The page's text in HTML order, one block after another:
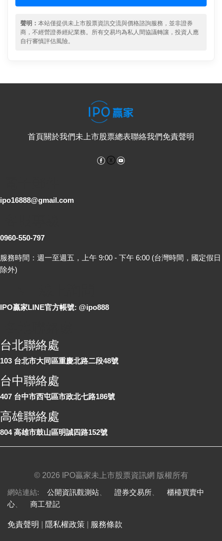
聲明： 本站僅提供未上市股票資訊交流與價格諮詢服務，並非證券
商，不經營證券經紀業務。所有交易均為私人間協議轉讓，投資人應
自行審慎評估風險。
首頁關於我們未上市股票總表聯絡我們免責聲明
Facebook
ipo16888@gmail.com
0960-550-797
服務時間：週一至週五，上午 9:00 - 下午 6:00 (台灣時間，國定假日
除外)
IPO贏家LINE官方帳號: @ipo888
台北聯絡處
103 台北市大同區重慶北路二段48號
台中聯絡處
407 台中市西屯區市政北七路186號
高雄聯絡處
804 高雄市鼓山區明誠四路152號
© 2026 IPO贏家未上市股票資訊網 版權所有
網站連結: 公開資訊觀測站 證券交易所
櫃檯買賣中
心
商工登記
免責聲明 隱私權政策 服務條款